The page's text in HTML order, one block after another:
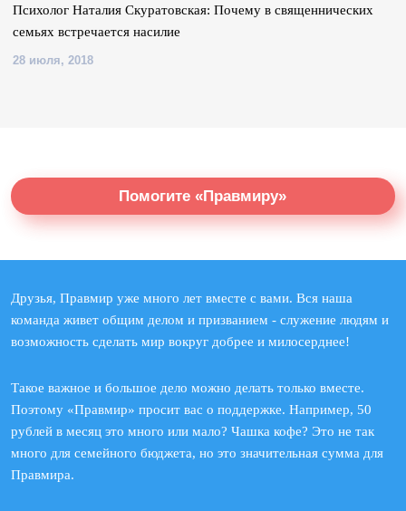
Психолог Наталия Скуратовская: Почему в священнических
семьях встречается насилие
28 июля, 2018
Помогите «Правмиру»
Друзья, Правмир уже много лет вместе с вами. Вся наша
команда живет общим делом и призванием - служение людям и
возможность сделать мир вокруг добрее и милосерднее!
Такое важное и большое дело можно делать только вместе.
Поэтому «Правмир» просит вас о поддержке. Например, 50
рублей в месяц это много или мало? Чашка кофе? Это не так
много для семейного бюджета, но это значительная сумма для
Правмира.